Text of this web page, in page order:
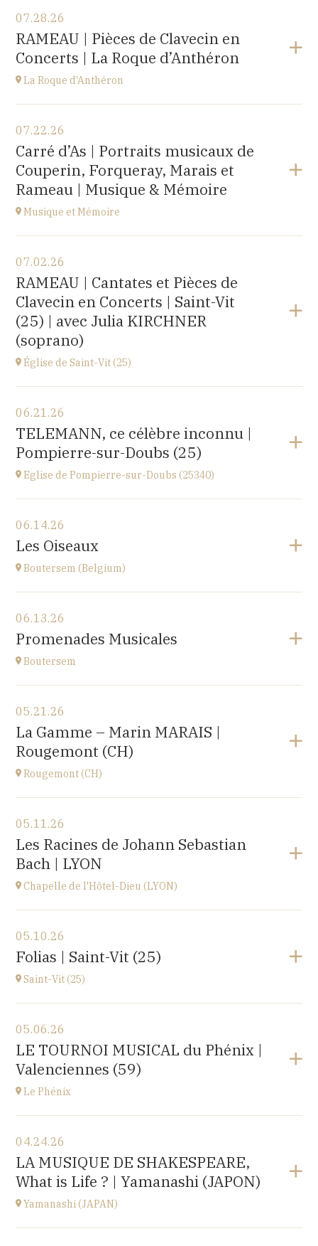
07.28.26
RAMEAU | Pièces de Clavecin en
Concerts | La Roque d’Anthéron
La Roque d'Anthéron
Cloître de l'Abbaye de Silvacane
at18H30
Go to site
07.22.26
Carré d’As | Portraits musicaux de
Couperin, Forqueray, Marais et
Rameau | Musique & Mémoire
Musique et Mémoire
Eglise de Faucogney-et-la-Mer
(70310)
at17H00
07.02.26
RAMEAU | Cantates et Pièces de
Clavecin en Concerts | Saint-Vit
(25) | avec Julia KIRCHNER
(soprano)
Église de Saint-Vit (25)
1 place de la Mairie,
25410 SAINT-VIT
at18H00
Go to site
06.21.26
TELEMANN, ce célèbre inconnu |
Pompierre-sur-Doubs (25)
Eglise de Pompierre-sur-Doubs (25340)
Eglise de Pompierre-sur-Doubs (25340)
3 chemin de l'église
at17H
06.14.26
Les Oiseaux
Boutersem (Belgium)
Sint-Annakerk
Roosbeek
at17H00
06.13.26
Promenades Musicales
Boutersem
Boutersem
promenade dans la ville
at14H
05.21.26
La Gamme – Marin MARAIS |
Rougemont (CH)
Rougemont (CH)
Église réformée Saint-Nicolas-de-Myre de
Rougemont,
route de Flendruz 1, 1659 Rougemont, SUISSE
20H00
Go to site
05.11.26
Les Racines de Johann Sebastian
Bach | LYON
Chapelle de l'Hôtel-Dieu (LYON)
chapelle de l'Hôtel-Dieu,
1 place de l'hôpital, 69002 Lyon
at20H30
05.10.26
Folias | Saint-Vit (25)
Saint-Vit (25)
Salle multi-activités (du pôle scolaire Les Prés-Verts)
3 rue du Partage, 25410 Saint-Vit
at17H00
05.06.26
LE TOURNOI MUSICAL du Phénix |
Valenciennes (59)
Le Phénix
Le Phénix, Grand Théâtre, scène nationale (59)
Boulevard Harpignies, 59301 Valenciennes
at19H00
Go to site
04.24.26
LA MUSIQUE DE SHAKESPEARE,
What is Life ? | Yamanashi (JAPON)
Yamanashi (JAPAN)